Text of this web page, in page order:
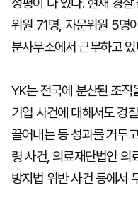
위원 71명, 자문위원 5명
분사무소에서 근무하고 있
YK는 전국에 분산된 조직
기업 사건에 대해서도 경
끌어내는 등 성과를 거두
령 사건, 의료재단법인 의
방지법 위반 사건 등에서